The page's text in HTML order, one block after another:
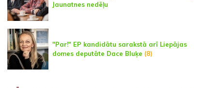
Jaunatnes nedēļu
"Par!" EP kandidātu sarakstā arī Liepājas
domes deputāte Dace Bluķe (8)